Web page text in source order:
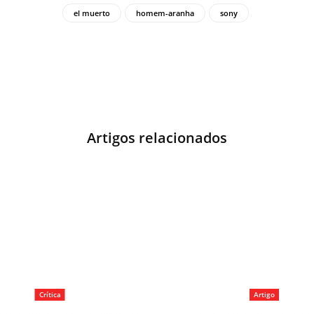
el muerto homem-aranha sony
Artigos relacionados
Crítica Artigo